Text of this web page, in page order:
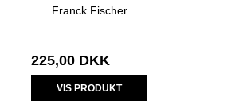
Franck Fischer
225,00 DKK
VIS PRODUKT